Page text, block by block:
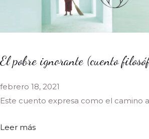
El pobre ignorante (cuento
febrero 18, 2021
Este cuento expresa como el camino
Leer más